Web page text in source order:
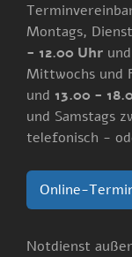
Montags,
- 12.00 Uhr und
Mittwochs und
und 13.00 -
und Samstags
telefonisch -
Online-
Notdienst